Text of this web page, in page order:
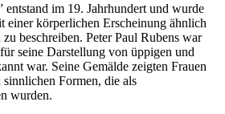
im 19. Jahrhundert und wurde
einer körperlichen Erscheinung ähnlich
beschreiben. Peter Paul Rubens war
seine Darstellung von üppigen und
war. Seine Gemälde zeigten Frauen
Formen, die als
wurden.